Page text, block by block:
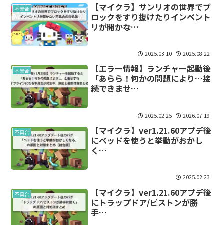
不具合
【マイクラ】サンリオの世界でブ
ロックをすり抜けたりインベント
リが開かな…
2025.03.10 2025.08.22
不具合
【エラー情報】ランチャー起動後
「あらら！何かの問題により…接
続できませ…
2025.02.25 2026.07.19
不具合
【マイクラ】ver1.21.60アプデ後
にベッドを使うと挙動がおかし
く…
2025.02.23
不具合
【マイクラ】ver1.21.60アプデ後
にトラップドア/ピストンが勝
手…